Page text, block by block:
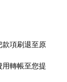
項刷退至原
轉帳至您提